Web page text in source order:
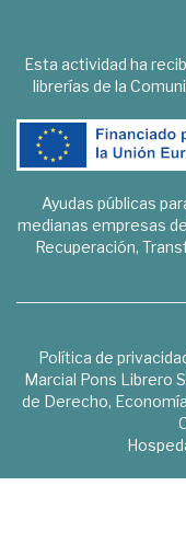
Esta actividad ha
librerías de la
Ayudas públicas
medianas empresas
Recuperación,
Política de
Marcial Pons Librero
de Derecho,